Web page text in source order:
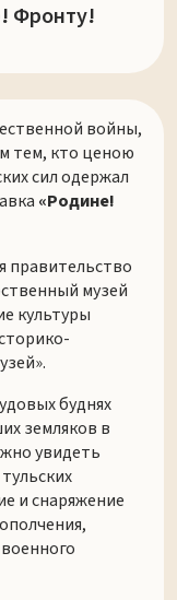
Фронту!
войны,
тем, кто ценою
сил одержал
«Родине!
правительство
музей
культуры
буднях
земляков в
увидеть
и снаряжение